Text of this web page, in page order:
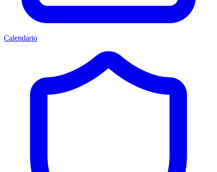
Calendario